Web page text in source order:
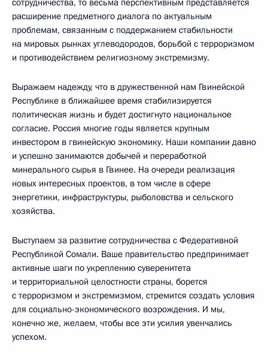
расширение предметного диалога по актуальным
проблемам, связанным с поддержанием стабильности
на мировых рынках углеводородов, борьбой с терроризмом
и противодействием религиозному экстремизму.
Выражаем надежду, что в дружественной нам Гвинейской
Республике в ближайшее время стабилизируется
политическая жизнь и будет достигнуто национальное
согласие. Россия многие годы является крупным
инвестором в гвинейскую экономику. Наши компании давно
и успешно занимаются добычей и переработкой
минерального сырья в Гвинее. На очереди реализация
новых интересных проектов, в том числе в сфере
энергетики, инфраструктуры, рыболовства и сельского
хозяйства.
Выступаем за развитие сотрудничества с Федеративной
Республикой Сомали. Ваше правительство предпринимает
активные шаги по укреплению суверенитета
и территориальной целостности страны, борется
с терроризмом и экстремизмом, стремится создать условия
для социально-экономического возрождения. И мы,
конечно же, желаем, чтобы все эти усилия увенчались
успехом.